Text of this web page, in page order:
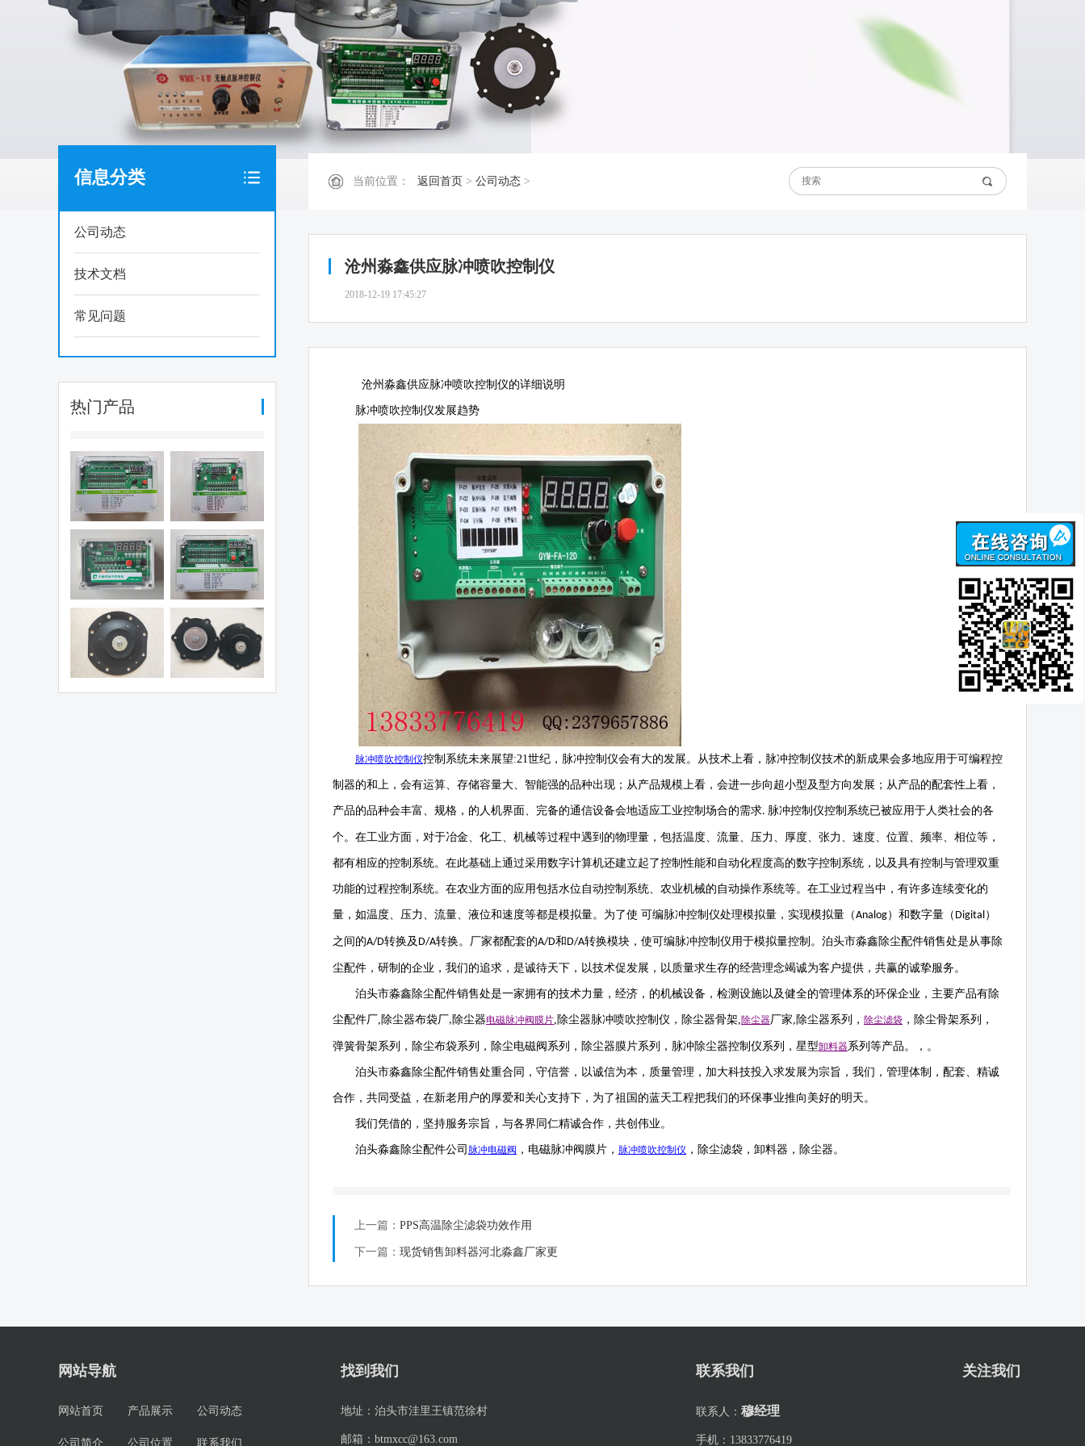
信息分类
公司动态
技术文档
常见问题
热门产品
可编程脉冲控制
仪（QYM-LC-
12D)
可编程脉冲控制
仪（QYM-LC-
1.5寸阀膜片
当前位置： 返回首页 > 公司动态 >
沧州淼鑫供应脉冲喷吹控制仪
2018-12-19 17:45:27
沧州淼鑫供应脉冲喷吹控制仪的详细说明
脉冲喷吹控制仪发展趋势
脉冲喷吹控制仪控制系统未来展望:21世纪，脉冲控制仪会有大的发展。从技术上看，脉冲控制仪技术的新成果会多地应用于可编程控
制器的和上，会有运算、存储容量大、智能强的品种出现；从产品规模上看，会进一步向超小型及型方向发展；从产品的配套性上看，
产品的品种会丰富、规格，的人机界面、完备的通信设备会地适应工业控制场合的需求. 脉冲控制仪控制系统已被应用于人类社会的各
个。在工业方面，对于冶金、化工、机械等过程中遇到的物理量，包括温度、流量、压力、厚度、张力、速度、位置、频率、相位等，
都有相应的控制系统。在此基础上通过采用数字计算机还建立起了控制性能和自动化程度高的数字控制系统，以及具有控制与管理双重
功能的过程控制系统。在农业方面的应用包括水位自动控制系统、农业机械的自动操作系统等。在工业过程当中，有许多连续变化的
量，如温度、压力、流量、液位和速度等都是模拟量。为了使 可编脉冲控制仪处理模拟量，实现模拟量（Analog）和数字量（ Digital）
之间的A/D转换及 D/A转换。厂家都配套的A/D和 D/A转换模块，使可编脉冲控制仪用于模拟量控制。 泊头市淼鑫除尘配件销售处是从事除
尘配件，研制的企业，我们的追求，是诚待天下，以技术促发展，以质量求生存的经营理念竭诚为客户提供，共赢的诚挚服务。
泊头市淼鑫除尘配件销售处是一家拥有的技术力量，经济，的机械设备，检测设施以及健全的管理体系的环保企业，主要产品有除
尘配件厂, 除尘器布袋厂, 除尘器电磁脉冲阀 膜片, 除尘器脉冲喷吹控制仪 ， 除尘器骨架,除尘器厂家, 除尘器系列， 除尘滤袋 ，除尘骨架系列，
弹簧骨架系列，除尘布袋系列，除尘电磁阀系列，除尘器膜片系列，脉冲除尘器控制仪系列，星型卸料器系列等产品。，。
泊头市淼鑫除尘配件销售处重合同，守信誉，以诚信为本，质量管理，加大科技投入求发展为宗旨，我们，管理体制，配套、精诚
合作，共同受益，在新老用户的厚爱和关心支持下，为了祖国的蓝天工程把我们的环保事业推向美好的明天。
我们凭借的，坚持服务宗旨，与各界同仁精诚合作，共创伟业。
泊头淼鑫除尘配件公司 脉冲电磁阀 ，电磁脉冲阀膜片， 脉冲喷吹控制仪 ，除尘滤袋，卸料器，除尘器。
上一篇： PPS高温除尘滤袋功效作用
下一篇： 现货销售卸料器河北淼鑫厂家更
网站导航
网站首页 产品展示 公司动态
公司简介 公司位置 联系我们
找到我们
地址： 泊头市洼里王镇范徐村
邮箱： btmxcc@163.com
联系我们
联系人： 穆经理
手机： 13833776419
关注我们